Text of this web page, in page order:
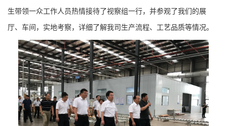
生带领一众工作人员热情接待了视察组一行，并参观了我们的展
厅、车间，实地考察，详细了解我司生产流程、工艺品质等情况。